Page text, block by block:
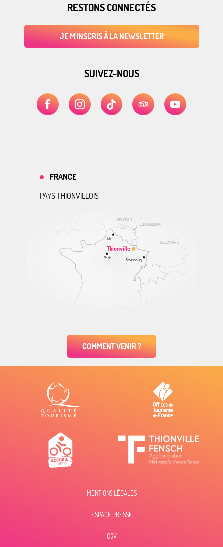
RESTONS CONNECTÉS
JE M'INSCRIS À LA NEWSLETTER
SUIVEZ-NOUS
ALLEMAGNE
BELGIQUE
LUXEMBOURG
Thionville
Lille
Paris Strasbourg
FRANCE
PAYS THIONVILLOIS
COMMENT VENIR ?
MENTIONS LÉGALES
ESPACE PRESSE
CGV